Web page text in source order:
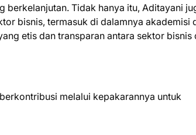
berkelanjutan. Tidak hanya itu, Aditayani
bisnis, termasuk di dalamnya akademisi
etis dan transparan antara sektor bisnis
melalui kepakarannya untuk